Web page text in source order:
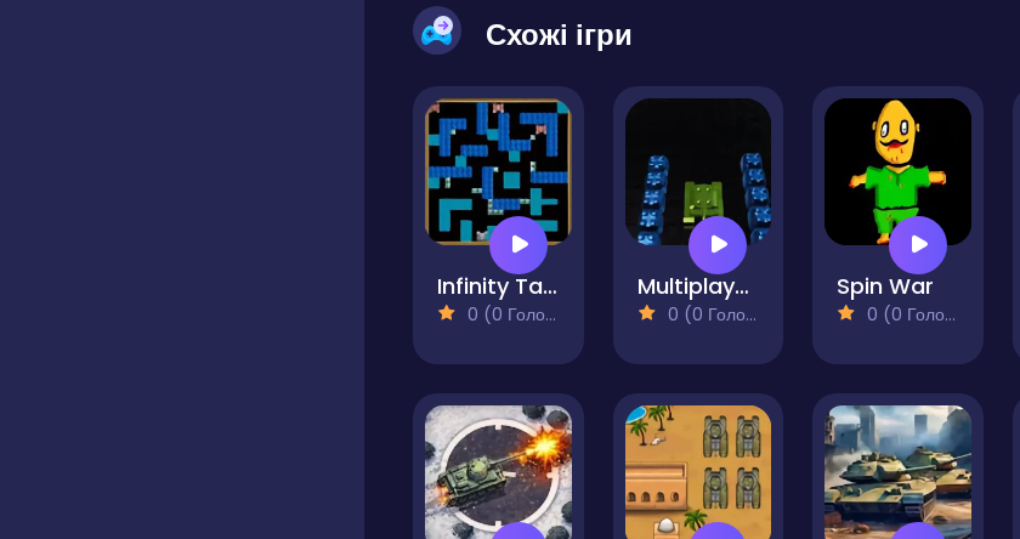
Схожі ігри
Infinity Tank Battle
0 (0 Голосів)
Multiplayer Tanks
0 (0 Голосів)
Spin War
0 (0 Голосів)